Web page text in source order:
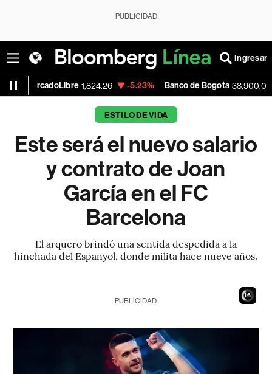
PUBLICIDAD
Ingresar
1,824.26 -5.23% Banco de Bogota 38,900.00 +0.46%
ESTILO DE VIDA
Este será el nuevo salario
y contrato de Joan
García en el FC
Barcelona
El arquero brindó una sentida despedida a la
hinchada del Espanyol, donde milita hace nueve años.
14
PUBLICIDAD